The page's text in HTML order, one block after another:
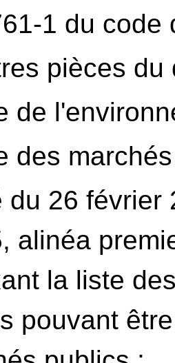
1 du
pièces du
de
des
du 26
alinéa
la liste
pouvant